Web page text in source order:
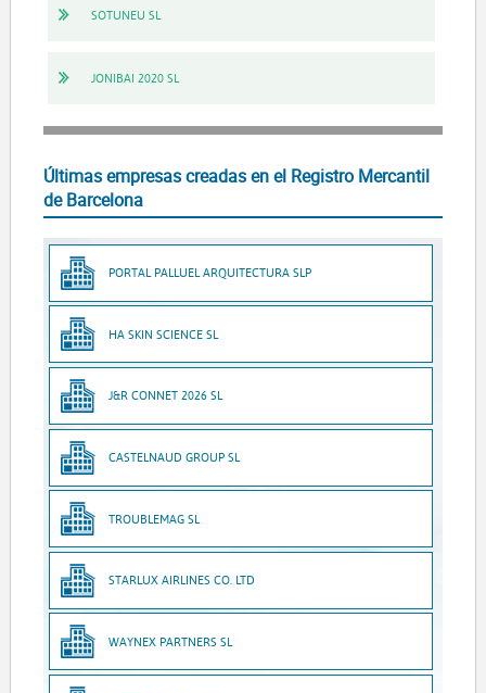
SOTUNEU SL
JONIBAI 2020 SL
Últimas empresas creadas en el Registro Mercantil
de Barcelona
PORTAL PALLUEL ARQUITECTURA SLP
HA SKIN SCIENCE SL
J&R CONNET 2026 SL
CASTELNAUD GROUP SL
TROUBLEMAG SL
STARLUX AIRLINES CO. LTD
WAYNEX PARTNERS SL